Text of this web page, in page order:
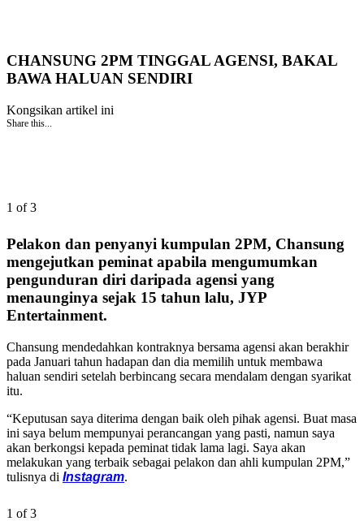
CHANSUNG 2PM TINGGAL AGENSI, BAKAL
BAWA HALUAN SENDIRI
Kongsikan artikel ini
Share this...
1 of 3
Pelakon dan penyanyi kumpulan 2PM, Chansung
mengejutkan peminat apabila mengumumkan
pengunduran diri daripada agensi yang
menaunginya sejak 15 tahun lalu, JYP
Entertainment.
Chansung mendedahkan kontraknya bersama agensi akan berakhir
pada Januari tahun hadapan dan dia memilih untuk membawa
haluan sendiri setelah berbincang secara mendalam dengan syarikat
itu.
“Keputusan saya diterima dengan baik oleh pihak agensi. Buat masa
ini saya belum mempunyai perancangan yang pasti, namun saya
akan berkongsi kepada peminat tidak lama lagi. Saya akan
melakukan yang terbaik sebagai pelakon dan ahli kumpulan 2PM,”
tulisnya di Instagram.
1 of 3